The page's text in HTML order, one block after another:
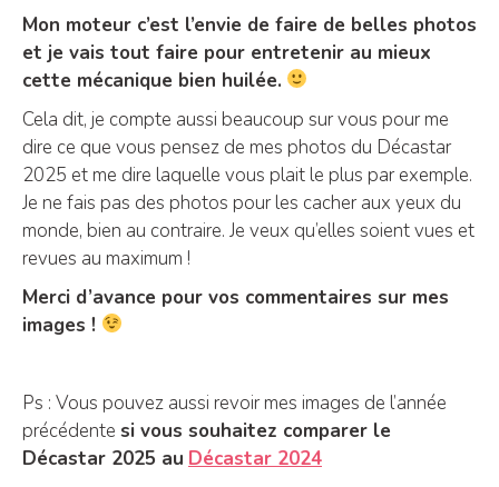
Mon moteur c’est l’envie de faire de belles photos
et je vais tout faire pour entretenir au mieux
cette mécanique bien huilée.
Cela dit, je compte aussi beaucoup sur vous pour me
dire ce que vous pensez de mes photos du Décastar
2025 et me dire laquelle vous plait le plus par exemple.
Je ne fais pas des photos pour les cacher aux yeux du
monde, bien au contraire. Je veux qu’elles soient vues et
revues au maximum !
Merci d’avance pour vos commentaires sur mes
images !
Ps : Vous pouvez aussi revoir mes images de l’année
précédente si vous souhaitez comparer le
Décastar 2025 au Décastar 2024